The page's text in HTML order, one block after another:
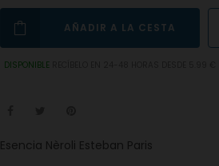
AÑADIR A LA CESTA
DISPONIBLE
Esencia Nèroli Esteban Paris